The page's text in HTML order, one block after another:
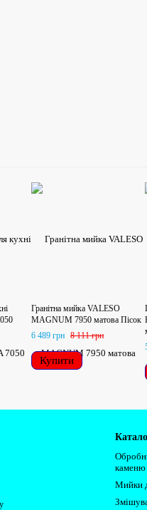
Гранітна мийка VALESO
MAGNUM 7950 матова Пісок
6 489 грн 8 111 грн
Купити
каменю
Мийки